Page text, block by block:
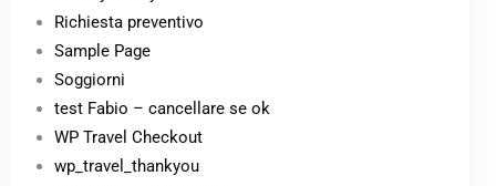
Richiesta preventivo
Sample Page
Soggiorni
test Fabio – cancellare se ok
WP Travel Checkout
wp_travel_thankyou